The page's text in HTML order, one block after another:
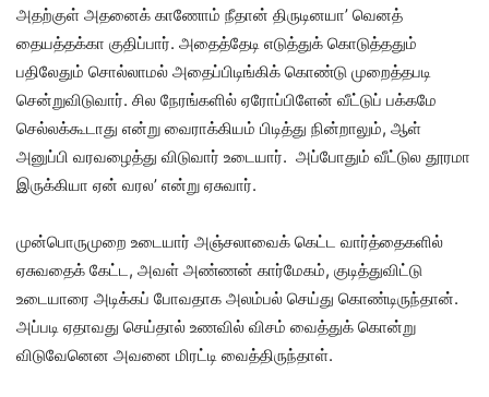
அதற்குள் அதனைக் காணோம் நீதான் திருடினயா’ வெனத்
தையத்தக்கா குதிப்பார். அதைத்தேடி எடுத்துக் கொடுத்ததும்
பதிலேதும் சொல்லாமல் அதைப்பிடிங்கிக் கொண்டு முறைத்தபடி
சென்றுவிடுவார். சில நேரங்களில் ஏரோப்பிளேன் வீட்டுப் பக்கமே
செல்லக்கூடாது என்று வைராக்கியம் பிடித்து நின்றாலும், ஆள்
அனுப்பி வரவழைத்து விடுவார் உடையார். அப்போதும் வீட்டுல தூரமா
இருக்கியா ஏன் வரல’ என்று ஏசுவார்.
முன்பொருமுறை உடையார் அஞ்சலாவைக் கெட்ட வார்த்தைகளில்
ஏசுவதைக் கேட்ட, அவள் அண்ணன் கார்மேகம், குடித்துவிட்டு
உடையாரை அடிக்கப் போவதாக அலம்பல் செய்து கொண்டிருந்தான்.
அப்படி ஏதாவது செய்தால் உணவில் விசம் வைத்துக் கொன்று
விடுவேனென அவனை மிரட்டி வைத்திருந்தாள்.